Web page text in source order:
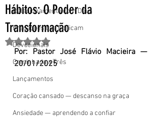
Relacionamento com Deus
Pregações que Edificam
Devocionais
Caminhada a Três
Lançamentos
Coração cansado — descanso na graça
Ansiedade — aprendendo a confiar
Hábitos: O Poder da
Transformação
Avaliado com NaN de 5 estrelas.
Por: Pastor José Flávio Macieira —
20/01/2025